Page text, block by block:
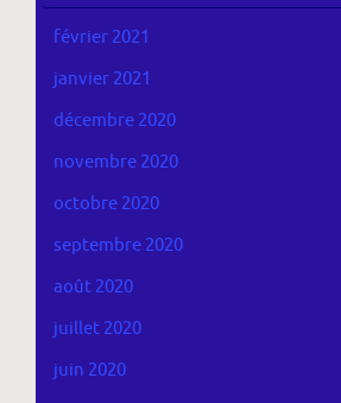
février 2021
janvier 2021
décembre 2020
novembre 2020
octobre 2020
septembre 2020
août 2020
juillet 2020
juin 2020